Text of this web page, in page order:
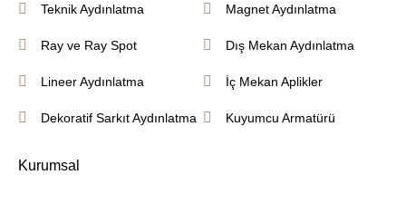
Teknik Aydınlatma
Ray ve Ray Spot
Lineer Aydınlatma
Dekoratif Sarkıt Aydınlatma
Magnet Aydınlatma
Dış Mekan Aydınlatma
İç Mekan Aplikler
Kuyumcu Armatürü
Kurumsal